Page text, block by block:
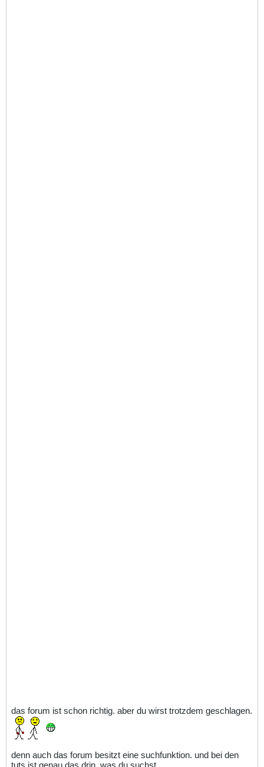
das forum ist schon richtig. aber du wirst trotzdem geschlagen.
denn auch das forum besitzt eine suchfunktion. und bei den
tuts ist genau das drin, was du suchst.